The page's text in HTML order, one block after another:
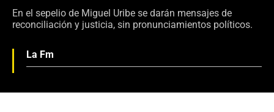
En el sepelio de Miguel Uribe se darán mensajes de
reconciliación y justicia, sin pronunciamientos políticos.
La Fm